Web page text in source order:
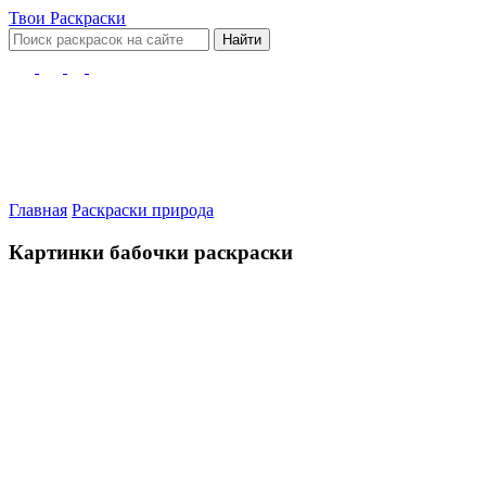
Твои Раскраски
Найти
Главная Раскраски природа
Картинки бабочки раскраски